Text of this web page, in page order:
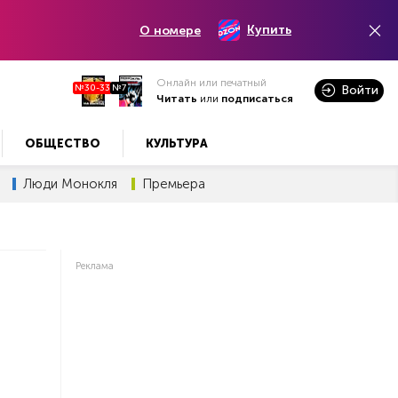
О номере Купить
№30-33 №7
Онлайн или печатный
Читать или подписаться
Войти
ОБЩЕСТВО КУЛЬТУРА
Люди Монокля Премьера
Реклама